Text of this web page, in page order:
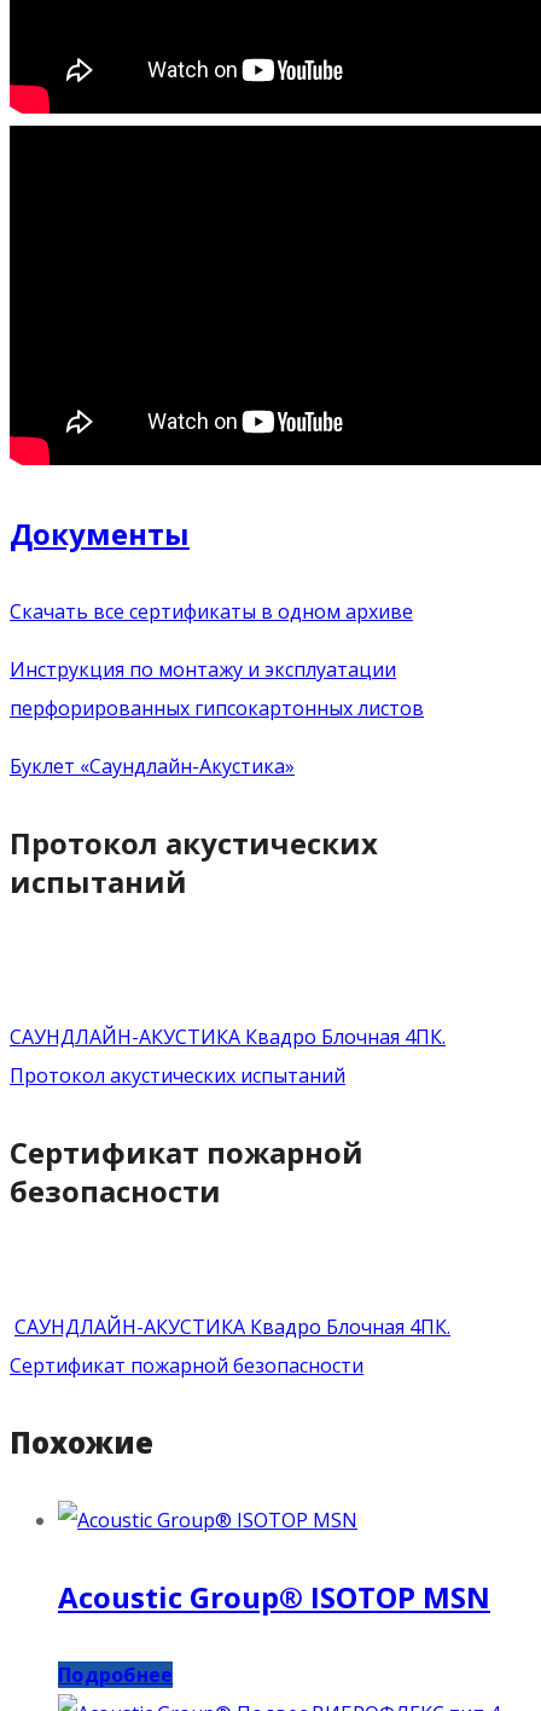
Документы
Скачать все сертификаты в одном архиве
Инструкция по монтажу и эксплуатации
перфорированных гипсокартонных листов
Буклет «Саундлайн-Акустика»
Протокол акустических
испытаний
САУНДЛАЙН-АКУСТИКА Квадро Блочная 4ПК.
Протокол акустических испытаний
Сертификат пожарной
безопасности
САУНДЛАЙН-АКУСТИКА Квадро Блочная 4ПК.
Сертификат пожарной безопасности
Похожие
Acoustic Group® ISOTOP MSN
Подробнее